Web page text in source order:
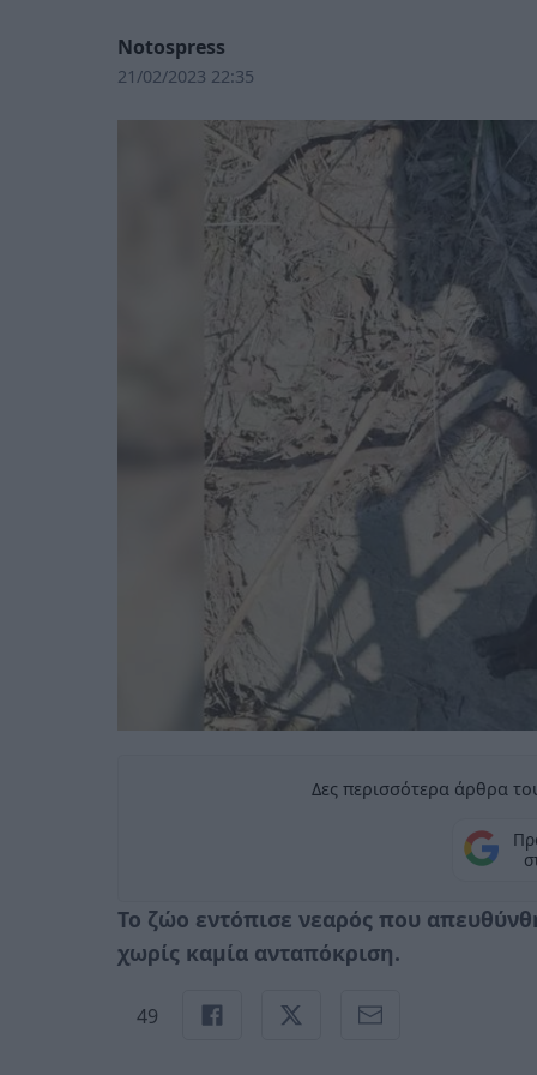
Notospress
21/02/2023 22:35
Δες περισσότερα άρθρα
Το ζώο εντόπισε νεαρός που
χωρίς καμία ανταπόκριση.
49